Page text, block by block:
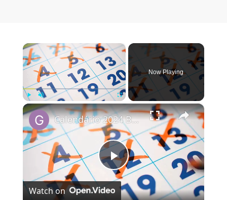
×
Play Unmute Fullscreen
Now Playing
×
Play Video
Calendário 2024 Brasil
Watch on